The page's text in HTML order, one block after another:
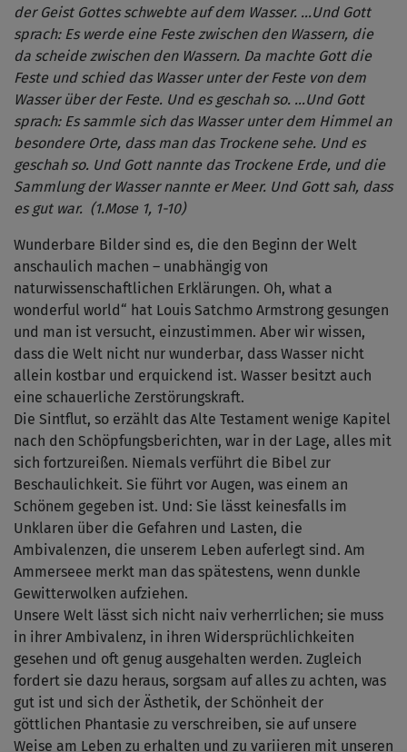
der Geist Gottes schwebte auf dem Wasser. …Und Gott
sprach: Es werde eine Feste zwischen den Wassern, die
da scheide zwischen den Wassern. Da machte Gott die
Feste und schied das Wasser unter der Feste von dem
Wasser über der Feste. Und es geschah so. …Und Gott
sprach: Es sammle sich das Wasser unter dem Himmel an
besondere Orte, dass man das Trockene sehe. Und es
geschah so. Und Gott nannte das Trockene Erde, und die
Sammlung der Wasser nannte er Meer. Und Gott sah, dass
es gut war. (1.Mose 1, 1-10)
Wunderbare Bilder sind es, die den Beginn der Welt
anschaulich machen – unabhängig von
naturwissenschaftlichen Erklärungen. Oh, what a
wonderful world“ hat Louis Satchmo Armstrong gesungen
und man ist versucht, einzustimmen. Aber wir wissen,
dass die Welt nicht nur wunderbar, dass Wasser nicht
allein kostbar und erquickend ist. Wasser besitzt auch
eine schauerliche Zerstörungskraft.
Die Sintflut, so erzählt das Alte Testament wenige Kapitel
nach den Schöpfungsberichten, war in der Lage, alles mit
sich fortzureißen. Niemals verführt die Bibel zur
Beschaulichkeit. Sie führt vor Augen, was einem an
Schönem gegeben ist. Und: Sie lässt keinesfalls im
Unklaren über die Gefahren und Lasten, die
Ambivalenzen, die unserem Leben auferlegt sind. Am
Ammerseee merkt man das spätestens, wenn dunkle
Gewitterwolken aufziehen.
Unsere Welt lässt sich nicht naiv verherrlichen; sie muss
in ihrer Ambivalenz, in ihren Widersprüchlichkeiten
gesehen und oft genug ausgehalten werden. Zugleich
fordert sie dazu heraus, sorgsam auf alles zu achten, was
gut ist und sich der Ästhetik, der Schönheit der
göttlichen Phantasie zu verschreiben, sie auf unsere
Weise am Leben zu erhalten und zu variieren mit unseren